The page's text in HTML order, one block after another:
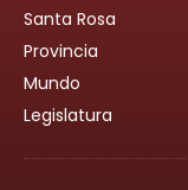
Santa Rosa
Provincia
Mundo
Legislatura